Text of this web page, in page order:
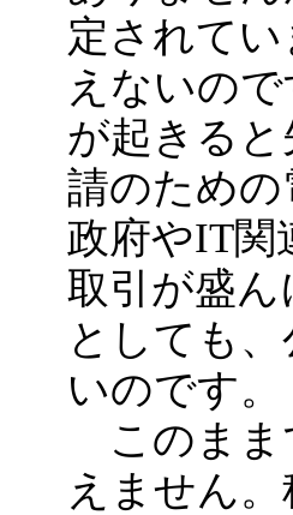
定されて
えないの
が起きる
請のため
政府やIT関
取引が盛
としても
いのです。
このまま
えません